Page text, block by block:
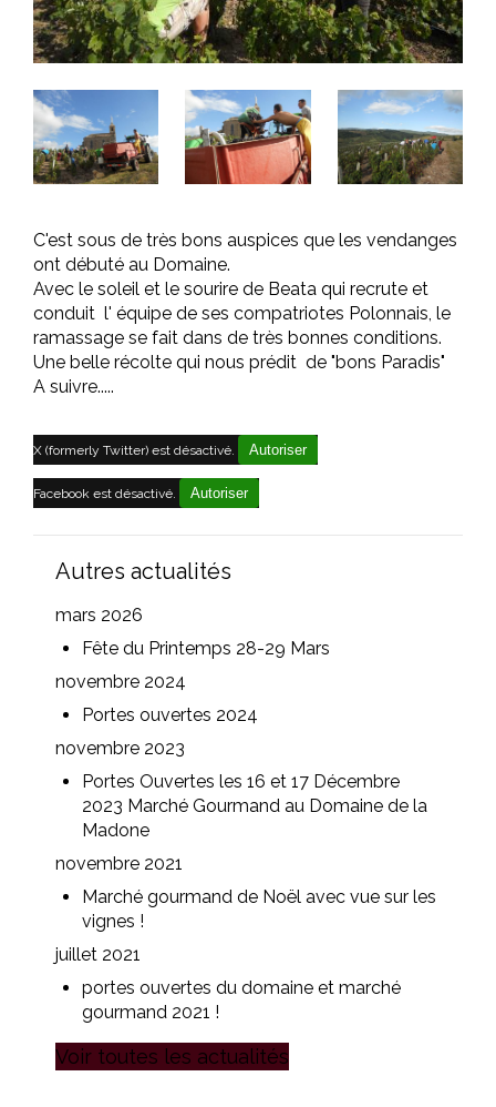
C'est sous de très bons auspices que les vendanges
ont débuté au Domaine.
Avec le soleil et le sourire de Beata qui recrute et
conduit l' équipe de ses compatriotes Polonnais, le
ramassage se fait dans de très bonnes conditions.
Une belle récolte qui nous prédit de "bons Paradis"
A suivre.....
X (formerly Twitter) est désactivé. Autoriser
Facebook est désactivé. Autoriser
Autres actualités
mars 2026
Fête du Printemps 28-29 Mars
novembre 2024
Portes ouvertes 2024
novembre 2023
Portes Ouvertes les 16 et 17 Décembre
2023 Marché Gourmand au Domaine de la
Madone
novembre 2021
Marché gourmand de Noël avec vue sur les
vignes !
juillet 2021
portes ouvertes du domaine et marché
gourmand 2021 !
Voir toutes les actualités